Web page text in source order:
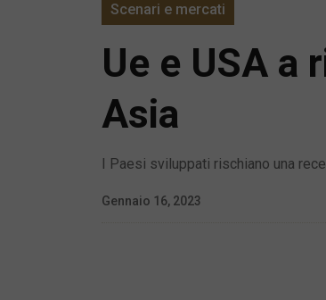
Scenari e mercati
Ue e USA a
Asia
I Paesi sviluppati rischiano una
Gennaio 16, 2023